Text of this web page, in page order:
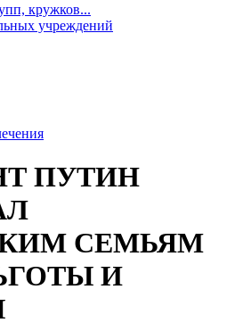
кружков...
учреждений
ПУТИН
СЕМЬЯМ
И